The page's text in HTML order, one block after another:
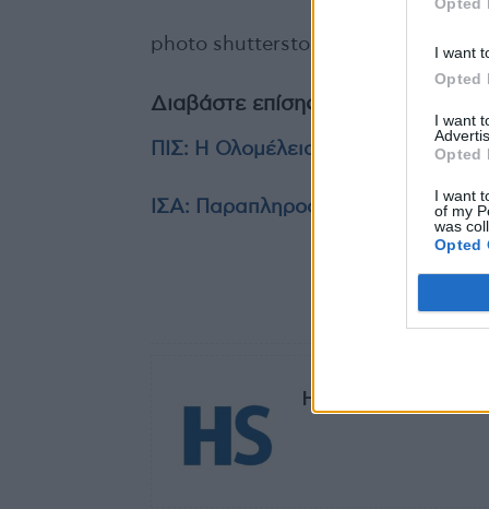
I want
Opted
I want
Opted
I want
of my
was
Opted
photo shutterstock
Διαβάστε επίσης
ΠΙΣ: Η Ολομέλεια Προέδρων βάζει
ΙΣΑ: Παραπληροφόρηση οι
TAGS
HS Team